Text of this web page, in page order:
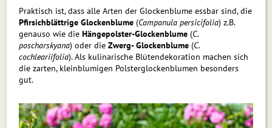
Praktisch ist, dass alle Arten der Glockenblume ess­­bar sind, die
Pfirsichblättrige Glockenblume (Campanula persicifolia) z.B.
genauso wie die Hängepolster-Glockenblume (C.
poscharskyana) oder die Zwerg- Glockenblume (C.
cochleariifolia). Als kulinarische Blütendekoration machen sich
die zarten, klein­blumigen Polsterglockenblumen besonders
gut.